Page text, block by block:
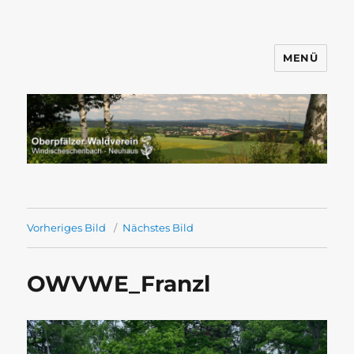
Windischeschenbach-Neuhaus
MENÜ
Vorheriges Bild Nächstes Bild
OWVWE_Franzl